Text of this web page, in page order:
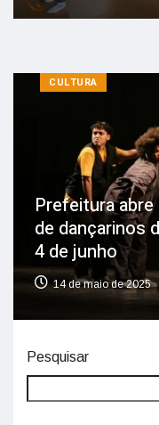
CULTURA
Prefeitura
de dançarinos
4 de junho
14 de maio de 2025
Pesquisar